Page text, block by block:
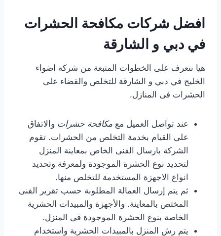
افضل شركات مكافحة الحشرات
في دبي و الشارقة
هيا نتعرف على الخطوات المتبعة من شركة اضواء
الخليج في دبي و الشارقة للتخلص والقضاء على
الحشرات فى المنازل.
عند تواصل العميل مع مكافحة حشرات والاتفاق
على القيام بخدمة التخلص من الحشرات. تقوم
الشركة بارسال الفنى الخاص بمعاينة المنزل
لتحديد نوع الحشرة الموجودة ولمعرفة وتحديد
انواع الاجهزة المستخدمة للتخلص منها.
ثم يتم إرسال العمالة المطلوبة حسب تقرير الفنى
المختص بالمعاينة. والأجهزة والمبيدات الحشرية
الخاصة بنوع الحشرة الموجودة فى المنزل.
يتم رش المنزل بالمبيدات الحشرية واستخدام